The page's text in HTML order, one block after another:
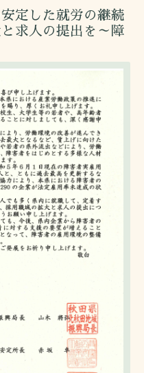
定した就労の継続
求人の提出を～障